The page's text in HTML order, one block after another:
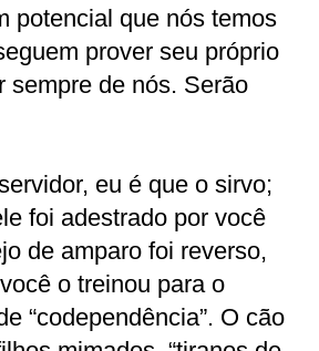
potencial que nós temos
prover seu próprio
sempre de nós. Serão
eu é que o sirvo;
foi adestrado por você
de amparo foi reverso,
o treinou para o
“codependência”. O cão